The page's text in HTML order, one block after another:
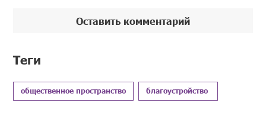
Оставить комментарий
Теги
общественное пространство благоустройство